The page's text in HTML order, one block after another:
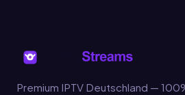
Premium IPTV Deutschland —